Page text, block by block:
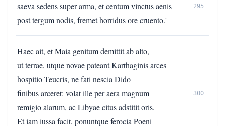
saeva sedens super arma, et centum vinctus aenis
295
post tergum nodis, fremet horridus ore cruento.'
Haec ait, et Maia genitum demittit ab alto,
ut terrae, utque novae pateant Karthaginis arces
hospitio Teucris, ne fati nescia Dido
finibus arceret: volat ille per aera magnum
300
remigio alarum, ac Libyae citus adstitit oris.
Et iam iussa facit, ponuntque ferocia Poeni